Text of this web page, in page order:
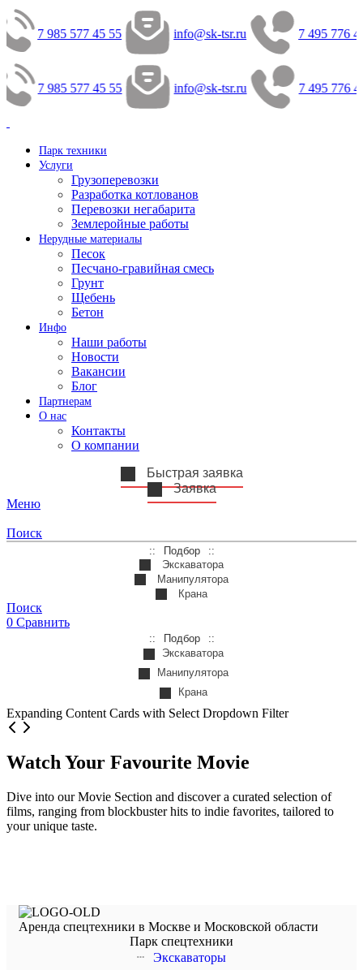
7 985 577 45 55 info@sk-tsr.ru 7 495 776
7 985 577 45 55 info@sk-tsr.ru 7 495 776
Парк техники
Услуги
Грузоперевозки
Разработка котлованов
Перевозки негабарита
Землеройные работы
Нерудные материалы
Песок
Песчано-гравийная смесь
Грунт
Щебень
Бетон
Инфо
Наши работы
Новости
Вакансии
Блог
Партнерам
О нас
Контакты
О компании
Быстрая заявка
Заявка
Меню
Поиск
Подбор
Экскаватора
Манипулятора
Крана
Поиск
0 Сравнить
Подбор
Экскаватора
Манипулятора
Крана
Expanding Content Cards with Select Dropdown Filter
Watch Your Favourite Movie
Dive into our Movie Section and discover a curated selection of
films, ranging from blockbuster hits to indie favorites, tailored to
your unique taste.
Аренда спецтехники в Москве и Московской области
Парк спецтехники
Экскаваторы